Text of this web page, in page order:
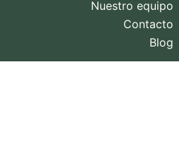
Nuestro equipo
Contacto
Blog